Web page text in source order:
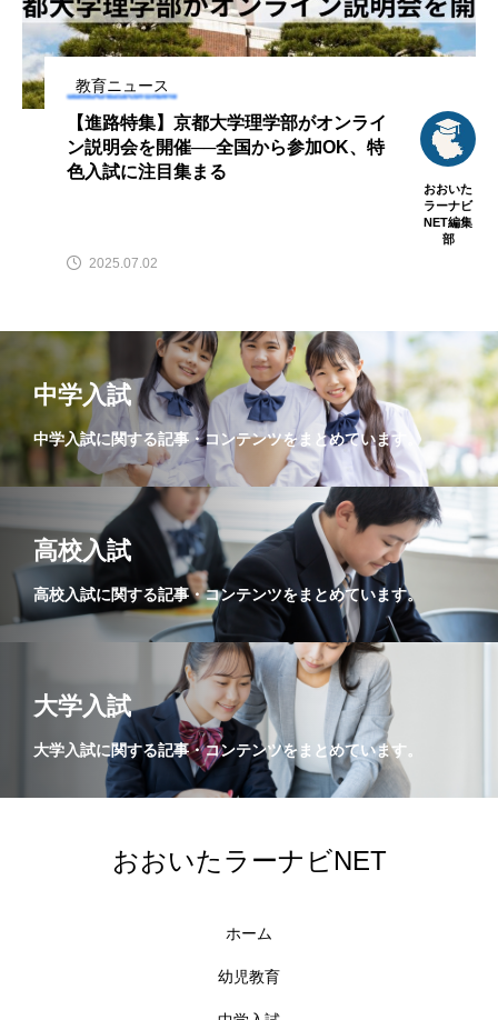
試、定員120人増の70
00人 学科の名称の変
更も
おおいた
2025.08.09
皆さんへ】自治医科大
学説明会で、あなたの
未来の選択肢を広げよ
おおい
2025.07.08
TAG LIST
国語 英語 上野丘高校 舞鶴高校
教育とお金 大学受験 勉強法
高校入試 京都大学 オンライン説明会
大学説明会 教育ニュース
学力調査
教育ニュース
【進路特集】京都大学理学部がオンライ
ン説明会を開催──全国から参加OK、特
色入試に注目集まる
おおいた
ラーナビ
NET編集
部
2025.07.02
中学入試
中学入試に関する記事・コンテンツをまとめています。
高校入試
高校入試に関する記事・コンテンツをまとめています。
大学入試
大学入試に関する記事・コンテンツをまとめています。
おおいたラーナビNET
ホーム
幼児教育